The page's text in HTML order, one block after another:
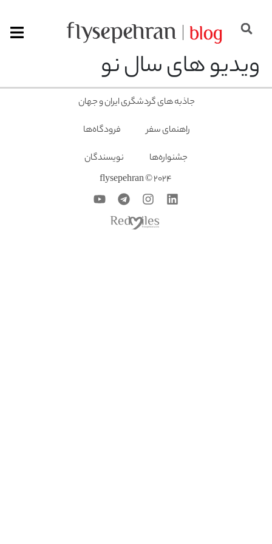
ویدیو های سال نو
جاذبه های گردشگری ایران و جهان
راهنمای سفر
فرودگاه‌ها
جشنواره‌ها
نویسندگان